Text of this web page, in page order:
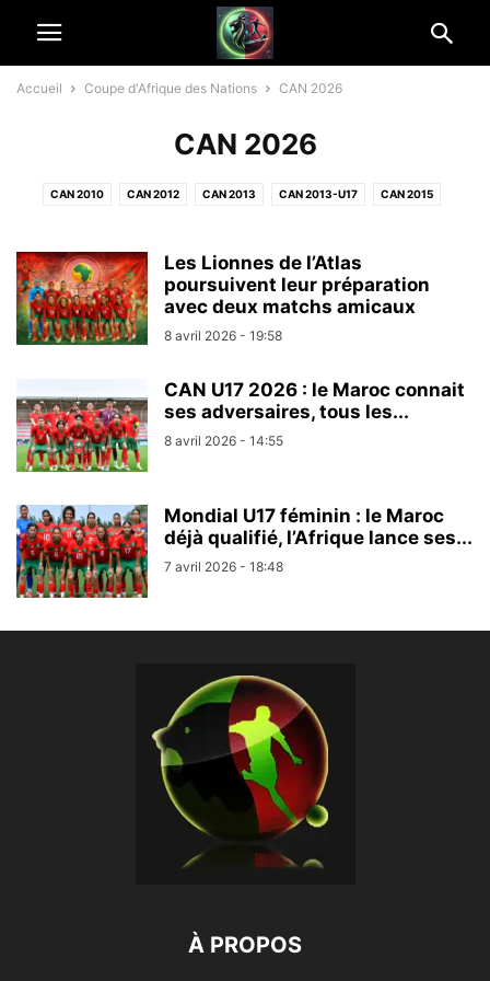
Accueil Coupe d'Afrique des Nations CAN 2026
CAN 2026
CAN 2010 CAN 2012 CAN 2013 CAN 2013-U17 CAN 2015
CAN EGYPTE 2019 CAN GABON 2017 CHAN
Les Lionnes de l’Atlas
poursuivent leur préparation
avec deux matchs amicaux
8 avril 2026 - 19:58
CAN U17 2026 : le Maroc connait
ses adversaires, tous les...
8 avril 2026 - 14:55
Mondial U17 féminin : le Maroc
déjà qualifié, l’Afrique lance ses...
7 avril 2026 - 18:48
À PROPOS